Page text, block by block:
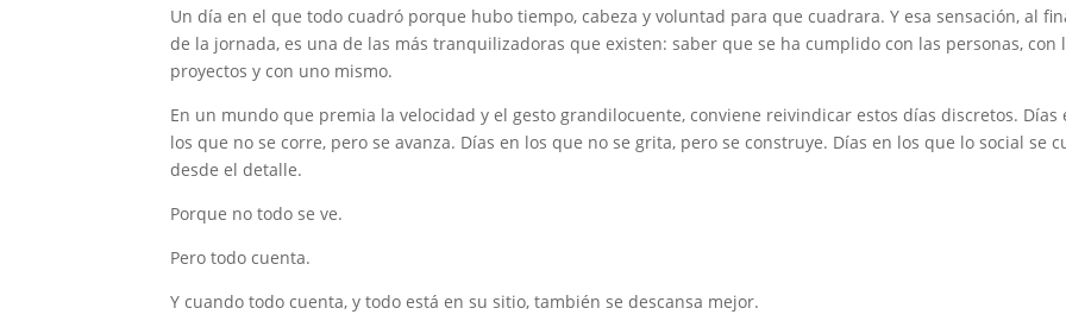
Un día en el que todo cuadró porque hubo tiempo, cabeza y voluntad para que cuadrara. Y esa sensación, al
de la jornada, es una de las más tranquilizadoras que existen: saber que se ha cumplido con las personas, con
proyectos y con uno mismo.
En un mundo que premia la velocidad y el gesto grandilocuente, conviene reivindicar estos días discretos. Días
los que no se corre, pero se avanza. Días en los que no se grita, pero se construye. Días en los que lo social se
desde el detalle.
Porque no todo se ve.
Pero todo cuenta.
Y cuando todo cuenta, y todo está en su sitio, también se descansa mejor.